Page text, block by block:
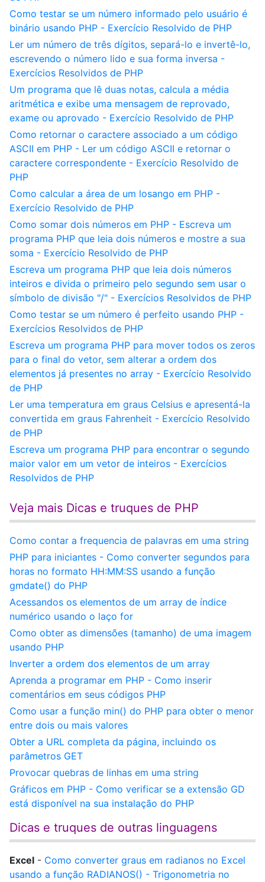
Como testar se um número informado pelo usuário é
binário usando PHP - Exercício Resolvido de PHP
Ler um número de três dígitos, separá-lo e invertê-lo,
escrevendo o número lido e sua forma inversa -
Exercícios Resolvidos de PHP
Um programa que lê duas notas, calcula a média
aritmética e exibe uma mensagem de reprovado,
exame ou aprovado - Exercício Resolvido de PHP
Como retornar o caractere associado a um código
ASCII em PHP - Ler um código ASCII e retornar o
caractere correspondente - Exercício Resolvido de
PHP
Como calcular a área de um losango em PHP -
Exercício Resolvido de PHP
Como somar dois números em PHP - Escreva um
programa PHP que leia dois números e mostre a sua
soma - Exercício Resolvido de PHP
Escreva um programa PHP que leia dois números
inteiros e divida o primeiro pelo segundo sem usar o
símbolo de divisão "/" - Exercícios Resolvidos de PHP
Como testar se um número é perfeito usando PHP -
Exercícios Resolvidos de PHP
Escreva um programa PHP para mover todos os zeros
para o final do vetor, sem alterar a ordem dos
elementos já presentes no array - Exercício Resolvido
de PHP
Ler uma temperatura em graus Celsius e apresentá-la
convertida em graus Fahrenheit - Exercício Resolvido
de PHP
Escreva um programa PHP para encontrar o segundo
maior valor em um vetor de inteiros - Exercícios
Resolvidos de PHP
Veja mais Dicas e truques de PHP
Como contar a frequencia de palavras em uma string
PHP para iniciantes - Como converter segundos para
horas no formato HH:MM:SS usando a função
gmdate() do PHP
Acessandos os elementos de um array de índice
numérico usando o laço for
Como obter as dimensões (tamanho) de uma imagem
usando PHP
Inverter a ordem dos elementos de um array
Aprenda a programar em PHP - Como inserir
comentários em seus códigos PHP
Como usar a função min() do PHP para obter o menor
entre dois ou mais valores
Obter a URL completa da página, incluindo os
parâmetros GET
Provocar quebras de linhas em uma string
Gráficos em PHP - Como verificar se a extensão GD
está disponível na sua instalação do PHP
Dicas e truques de outras linguagens
Excel - Como converter graus em radianos no Excel
usando a função RADIANOS() - Trigonometria no